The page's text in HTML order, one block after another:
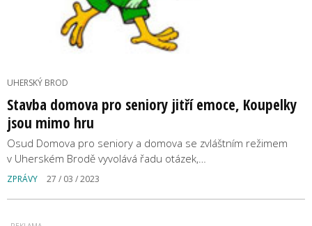
UHERSKÝ BROD
Stavba domova pro seniory jitří emoce, Koupelky
jsou mimo hru
Osud Domova pro seniory a domova se zvláštním režimem
v Uherském Brodě vyvolává řadu otázek,…
ZPRÁVY 27 / 03 / 2023